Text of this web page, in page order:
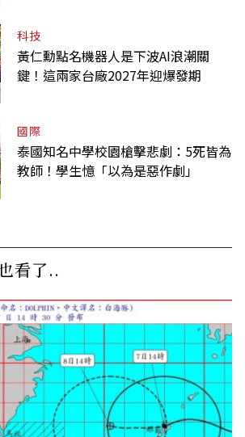
科技
黃仁勳點名機器人是下波AI浪潮關
鍵！這兩家台廠2027年迎爆發期
國際
泰國知名中學校園槍擊悲劇：5死皆為
教師！學生憶「以為是惡作劇」
看了..